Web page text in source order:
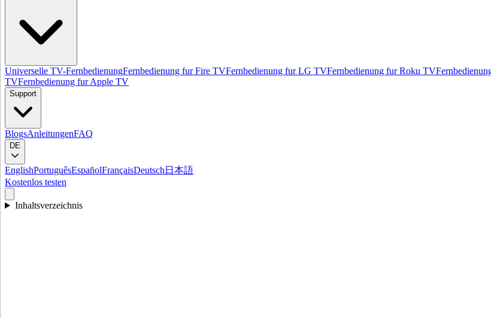
Universelle TV-FernbedienungFernbedienung fur Fire TVFernbedienung fur LG TVFernbedienung fur Roku TV
TVFernbedienung fur Apple TV
Support
BlogsAnleitungenFAQ
DE
EnglishPortuguêsEspañolFrançaisDeutsch 日本語
Kostenlos testen
Inhaltsverzeichnis